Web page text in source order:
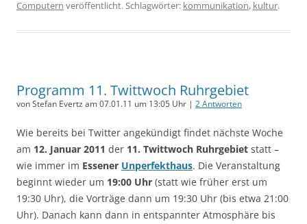
Computern veröffentlicht. Schlagwörter: kommunikation, kultur.
Programm 11. Twittwoch Ruhrgebiet
von Stefan Evertz am 07.01.11 um 13:05 Uhr | 2 Antworten
Wie bereits bei Twitter angekündigt findet nächste Woche
am 12. Januar 2011 der 11. Twittwoch Ruhrgebiet statt –
wie immer im Essener Unperfekthaus. Die Veranstaltung
beginnt wieder um 19:00 Uhr (statt wie früher erst um
19:30 Uhr), die Vorträge dann um 19:30 Uhr (bis etwa 21:00
Uhr). Danach kann dann in entspannter Atmosphäre bis